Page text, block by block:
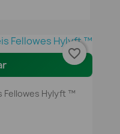
Fellowes Hylyft ™
favorite_border